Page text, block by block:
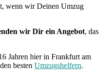
wenn wir Deinen Umzug
wir Dir ein Angebot, das
Jahren hier in Frankfurt am
besten Umzugshelfern.